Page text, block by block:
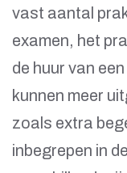
vast aantal
examen, het
de huur van
kunnen meer
zoals extra
inbegrepen in